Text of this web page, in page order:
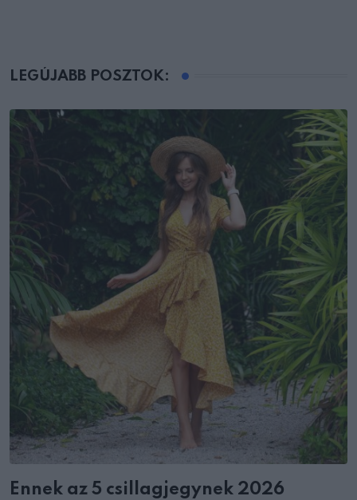
LEGÚJABB POSZTOK:
Ennek az 5 csillagjegynek 2026